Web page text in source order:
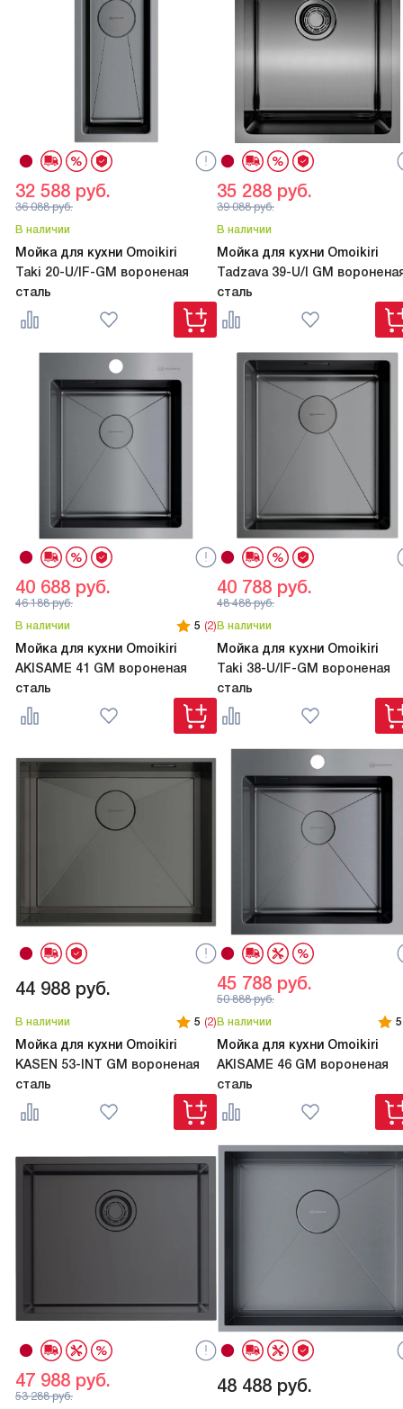
В наличии
Мойка для кухни Omoikiri
Taki 20-U/IF-GM вороненая
сталь
32 588 руб.
36 088руб.
В наличии
Мойка для кухни Omoikiri
Tadzava 39-U/I GM
сталь
35 288 руб.
39 088руб.
В наличии 5 (2)
Мойка для кухни Omoikiri
AKISAME 41 GM вороненая
сталь
40 688 руб.
46 188руб.
В наличии
Мойка для кухни Omoikiri
Taki 38-U/IF-GM вороненая
сталь
40 788 руб.
48 488руб.
В наличии 5 (2)
Мойка для кухни Omoikiri
KASEN 53-INT GM вороненая
сталь
44 988 руб.
В наличии 5
Мойка для кухни Omoikiri
AKISAME 46 GM вороненая
сталь
45 788 руб.
50 888руб.
47 988 руб.
53 288руб.
48 488 руб.